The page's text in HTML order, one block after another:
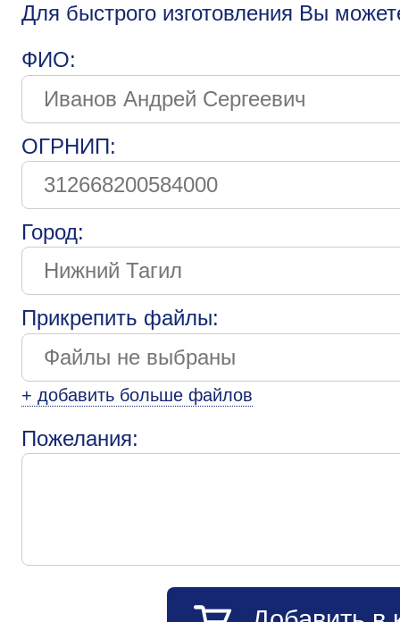
Для быстрого изготовления Вы
ФИО:
ОГРНИП:
Город:
Прикрепить файлы:
+ добавить больше файлов
Пожелания: